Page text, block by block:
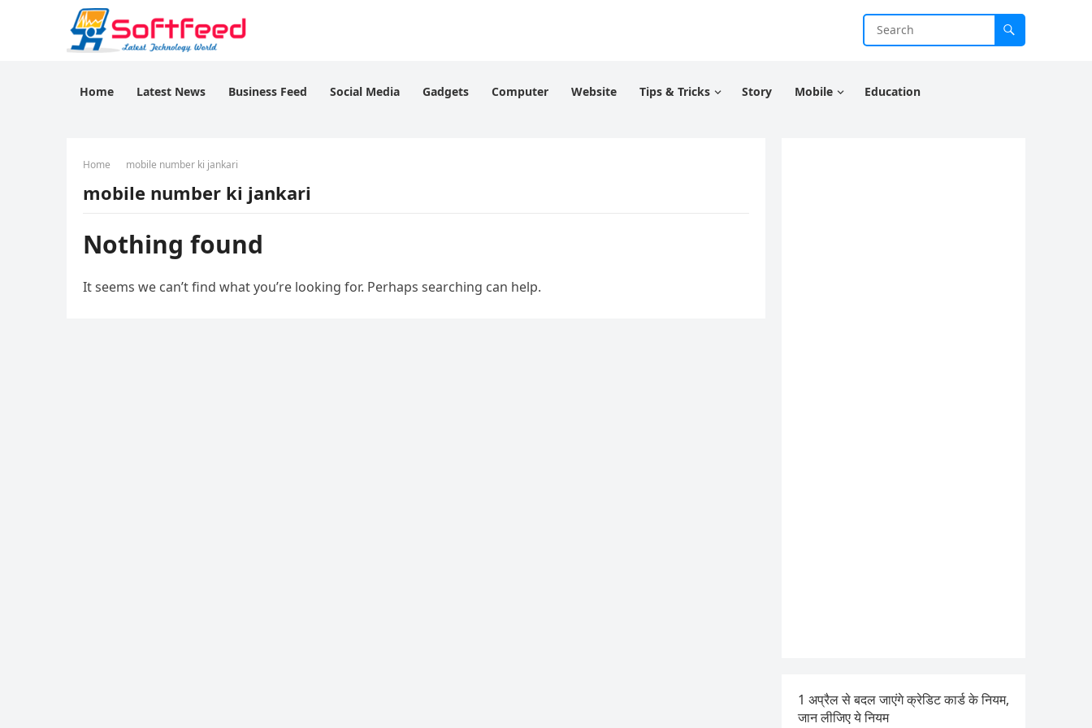
Home Latest News Business Feed Social Media Gadgets Computer Website Tips & Tricks Story Mobile Education
Home mobile number ki jankari
mobile number ki jankari
Nothing found
It seems we can’t find what you’re looking for. Perhaps searching can help.
1 अप्रैल से बदल जाएंगे क्रेडिट कार्ड के नियम,
जान लीजिए ये नियम